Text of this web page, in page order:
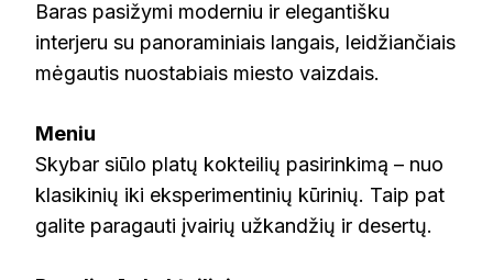
Baras pasižymi moderniu ir elegantišku
interjeru su panoraminiais langais, leidžiančiais
mėgautis nuostabiais miesto vaizdais.
Meniu
Skybar siūlo platų kokteilių pasirinkimą – nuo
klasikinių iki eksperimentinių kūrinių. Taip pat
galite paragauti įvairių užkandžių ir desertų.